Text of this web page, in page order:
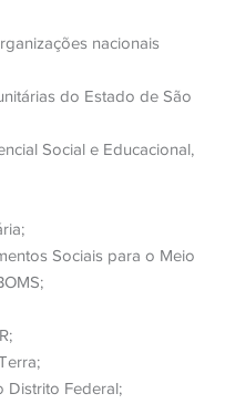
nacionais
do Estado de São
Social e Educacional,
Sociais para o Meio
Distrito Federal;